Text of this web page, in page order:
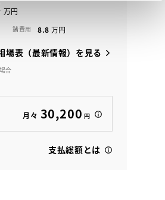
諸費用 8.8
場表（最新情報）を見る
合
月々 30,200 円
支払総額とは